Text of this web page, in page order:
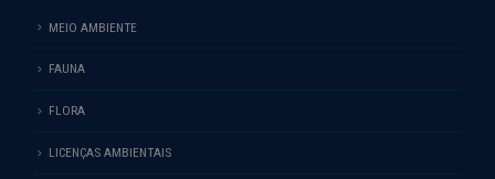
MEIO AMBIENTE
FAUNA
FLORA
LICENÇAS AMBIENTAIS